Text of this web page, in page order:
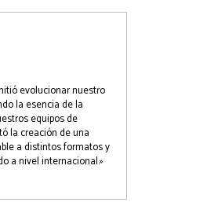
evolucionar nuestro
la esencia de la
equipos de
la creación de una
a distintos formatos y
a nivel internacional.»